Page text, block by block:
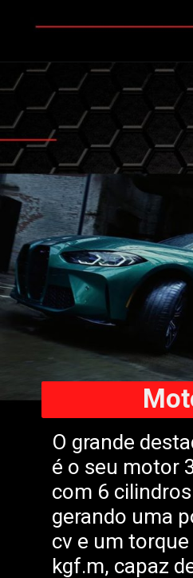
O grande
é o seu motor
com 6
gerando uma
cv e um torque
kgf.m, capaz